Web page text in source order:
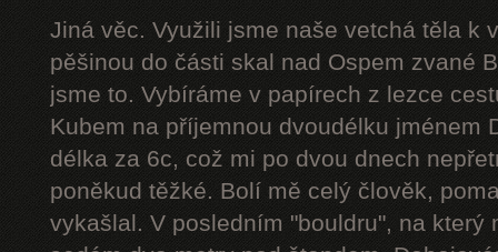
Jiná věc. Využili jsme naše vetchá těla k
pěšinou do části skal nad Ospem zvané
jsme to. Vybíráme v papírech z lezce
Kubem na příjemnou dvoudélku jménem
délka za 6c, což mi po dvou dnech
poněkud těžké. Bolí mě celý člověk,
vykašlal. V posledním "bouldru", na který